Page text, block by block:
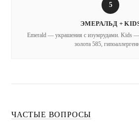
5
ЭМЕРАЛЬД +
Emerald — украшения с изумрудами. Kids —
золота 585,
ЧАСТЫЕ ВОПРОСЫ